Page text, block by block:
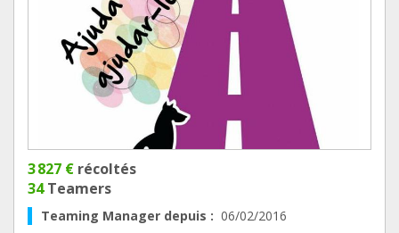
3 827 € récoltés
34Teamers
Teaming Manager depuis : 06/02/2016